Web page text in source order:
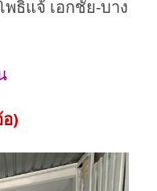
ธิ์แจ้ เอกชัย-บาง
)